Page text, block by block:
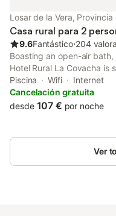
Losar de la Vera,
Casa rural para 2
9.6Fantástico⋅204
Boasting an open-air
Hotel Rural La Covacha is
from Monasterio de Yuste.
accommodation features a
Piscina Wifi
Internet
Cancelación gratuita
desde 107 € por noche
Ver